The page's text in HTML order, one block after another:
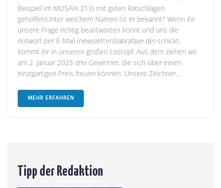
Beispiel im MOSAIK 213) mit guten Ratschlägen
geholfen!Unter welchem Namen ist er bekannt? Wenn ihr
unsere Frage richtig beantworten könnt und uns die
Antwort per E-Mail (newsletter@abrafaxe.de) schickt,
kommt ihr in unseren großen Lostopf. Aus dem ziehen wir
am 2. Januar 2025 drei Gewinner, die sich über einen
einzigartigen Preis freuen können: Unsere Zeichner...
MEHR ERFAHREN
Tipp der Redaktion